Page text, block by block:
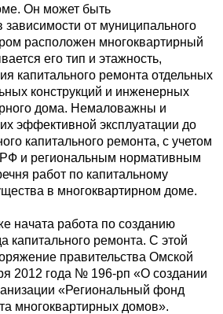
Он может быть
от муниципального
расположен многоквартирный
его тип и этажность,
капитального ремонта отдельных
конструкций и инженерных
дома. Немаловажны и
эффективной эксплуатации до
капитального ремонта, с учетом
и региональным нормативным
работ по капитальному
в многоквартирном доме.
начата работа по созданию
капитального ремонта. С этой
правительства Омской
2012 года № 196-рп «О создании
«Региональный фонд
многоквартирных домов».